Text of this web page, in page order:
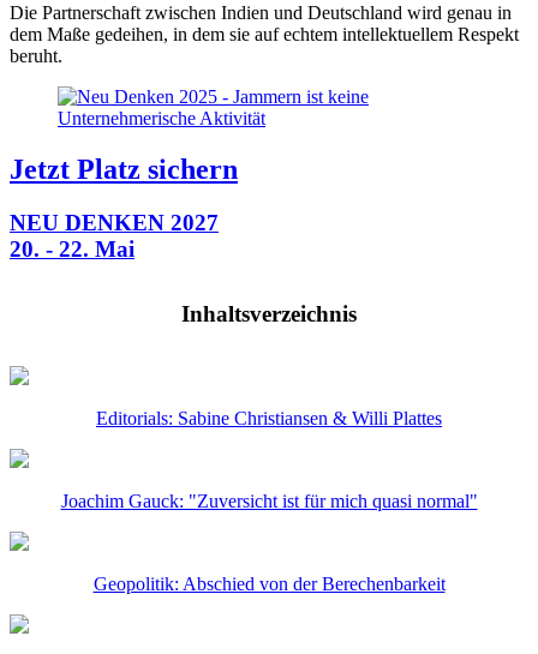
Die Partnerschaft zwischen Indien und Deutschland wird genau in
dem Maße gedeihen, in dem sie auf echtem intellektuellem Respekt
beruht.
Jetzt Platz sichern
NEU DENKEN 2027
20. - 22. Mai
Inhaltsverzeichnis
Editorials: Sabine Christiansen & Willi Plattes
Joachim Gauck: "Zuversicht ist für mich quasi normal"
Geopolitik: Abschied von der Berechenbarkeit